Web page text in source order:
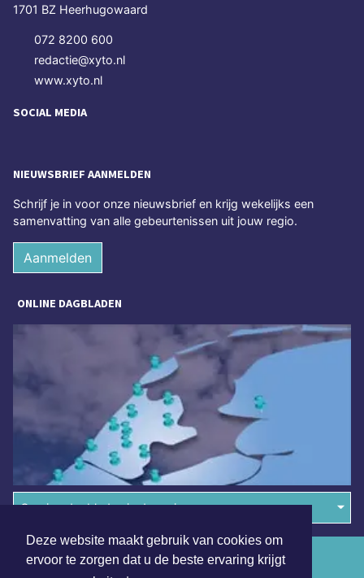
Deze website maakt gebruik van cookies om
ervoor te zorgen dat u de beste ervaring krijgt
1701 BZ Heerhugowaard
072 8200 600
redactie@xyto.nl
www.xyto.nl
SOCIAL MEDIA
NIEUWSBRIEF AANMELDEN
Schrijf je in voor onze nieuwsbrief en krijg wekelijks een
samenvatting van alle gebeurtenissen uit jouw regio.
Aanmelden
ONLINE DAGBLADEN
Overige dagbladen in de regio
Algemene voorwaarden